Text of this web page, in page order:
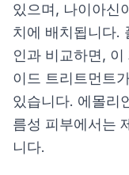
있으며, 나이아신
치에 배치됩니다.
인과 비교하면,
이드 트리트먼트
있습니다. 에몰리
름성 피부에서는
니다.